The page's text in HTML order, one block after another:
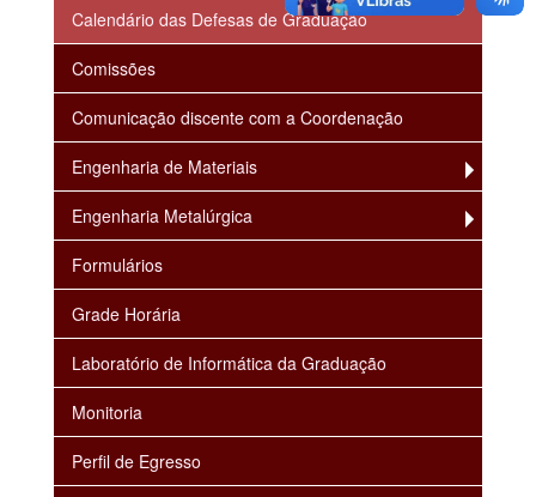
Calendário das Defesas de Graduação
Comissões
Comunicação discente com a Coordenação
Engenharia de Materiais
Engenharia Metalúrgica
Formulários
Grade Horária
Laboratório de Informática da Graduação
Monitoria
Perfil de Egresso